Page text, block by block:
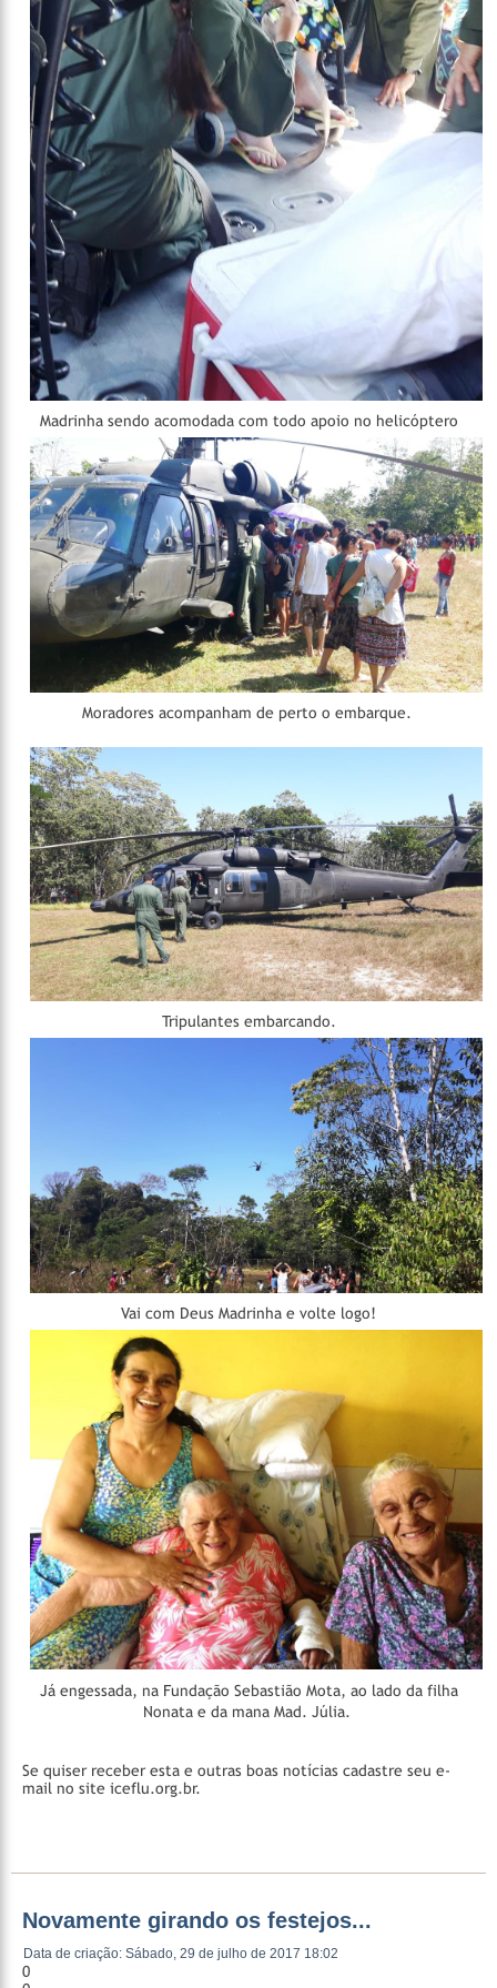
Madrinha sendo acomodada com todo apoio no helicóptero
Moradores acompanham de perto o embarque.
Tripulantes embarcando.
Vai com Deus Madrinha e volte logo!
Já engessada, na Fundação Sebastião Mota, ao lado da filha
Nonata e da mana Mad. Júlia.
Se quiser receber esta e outras boas notícias cadastre seu e-
mail no site iceflu.org.br.
Novamente girando os festejos...
Data de criação: Sábado, 29 de julho de 2017 18:02
0